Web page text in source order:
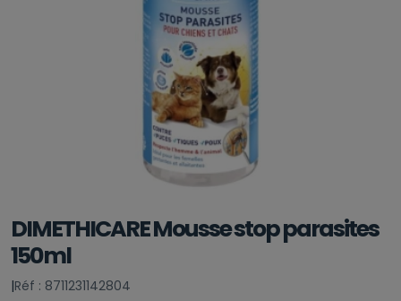
DIMETHICARE Mousse stop parasites
150ml
|Réf : 8711231142804